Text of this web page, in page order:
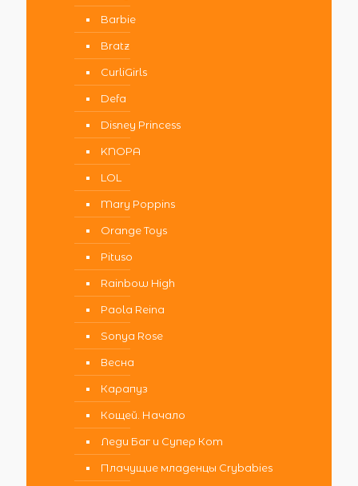
Barbie
Bratz
CurliGirls
Defa
Disney Princess
KNOPA
LOL
Mary Poppins
Orange Toys
Pituso
Rainbow High
Paola Reina
Sonya Rose
Весна
Карапуз
Кощей. Начало
Леди Баг и Супер Кот
Плачущие младенцы Crybabies